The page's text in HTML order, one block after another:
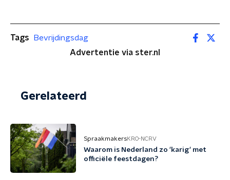
Tags
Bevrijdingsdag
Advertentie via ster.nl
Gerelateerd
SpraakmakersKRO-NCRV
Waarom is Nederland zo 'karig' met
officiële feestdagen?